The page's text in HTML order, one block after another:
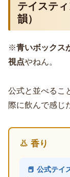
テイステ
韻）
※青いボックス
視点やねん。
公式と並べるこ
際に飲んで感じ
👃 香り
📕 公式テイ